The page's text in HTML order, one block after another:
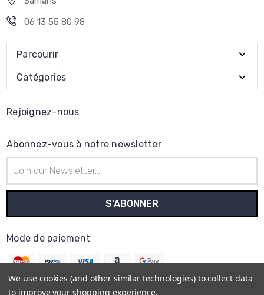
06 13 55 80 98
Parcourir
Catégories
Rejoignez-nous
Abonnez-vous à notre newsletter
e-
mail
Mode de paiement
We use cookies (and other similar technologies) to collect data
to improve your shopping experience.